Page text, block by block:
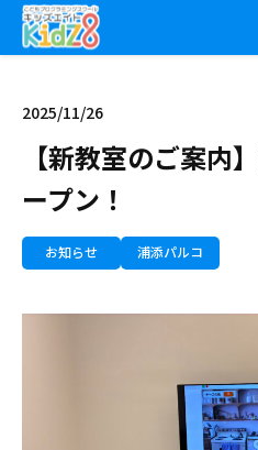
2025/11/26
【新教室のご案内
ープン！
お知らせ 浦添パルコ